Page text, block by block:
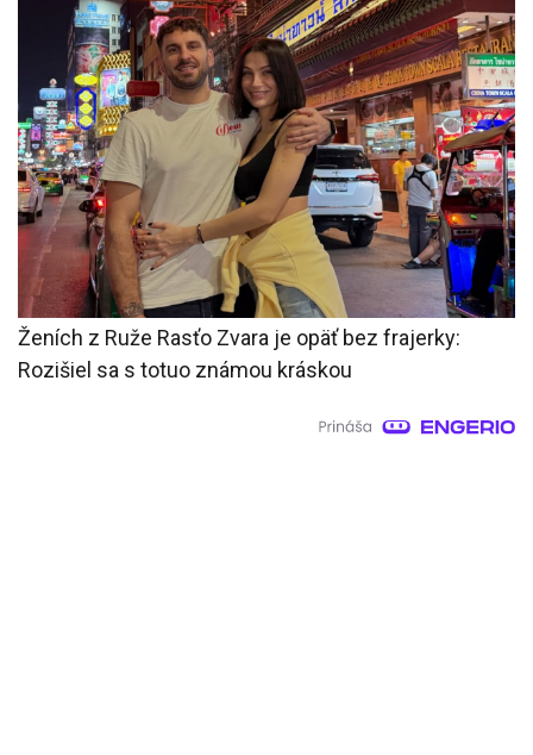
Ženích z Ruže Rasťo Zvara je opäť bez frajerky:
Rozišiel sa s totuo známou kráskou